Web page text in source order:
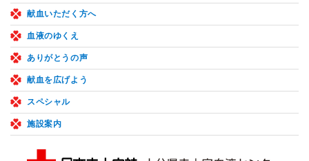
献血いただく方へ
血液のゆくえ
ありがとうの声
献血を広げよう
スペシャル
施設案内